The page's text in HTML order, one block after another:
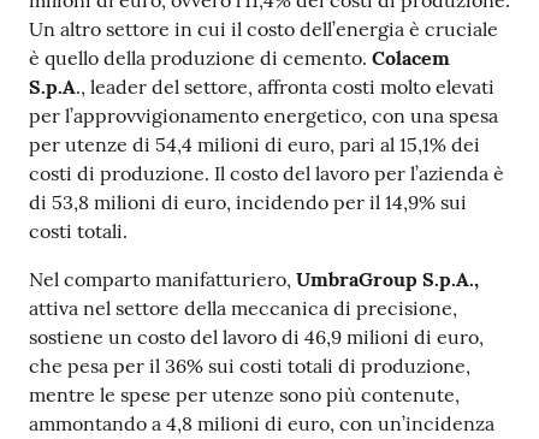
Un altro settore in cui il costo dell’energia è cruciale
è quello della produzione di cemento. Colacem
S.p.A., leader del settore, affronta costi molto elevati
per l’approvvigionamento energetico, con una spesa
per utenze di 54,4 milioni di euro, pari al 15,1% dei
costi di produzione. Il costo del lavoro per l’azienda è
di 53,8 milioni di euro, incidendo per il 14,9% sui
costi totali.
Nel comparto manifatturiero, UmbraGroup S.p.A.,
attiva nel settore della meccanica di precisione,
sostiene un costo del lavoro di 46,9 milioni di euro,
che pesa per il 36% sui costi totali di produzione,
mentre le spese per utenze sono più contenute,
ammontando a 4,8 milioni di euro, con un’incidenza